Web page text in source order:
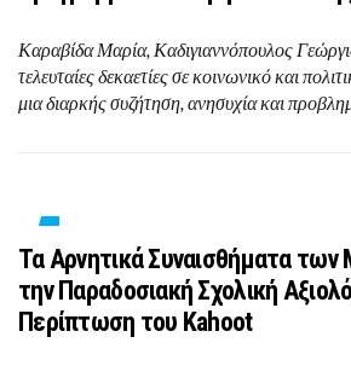
Καραβίδα Μαρία, Καδιγιαννόπουλος
τελευταίες δεκαετίες σε κοινωνικό και
μια διαρκής συζήτηση, ανησυχία και
Τα Αρνητικά Συναισθήματα
την Παραδοσιακή Σχολική
Περίπτωση του Kahoot